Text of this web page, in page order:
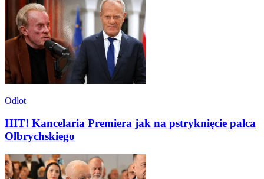
Odlot
HIT! Kancelaria Premiera jak na pstryknięcie palca
Olbrychskiego